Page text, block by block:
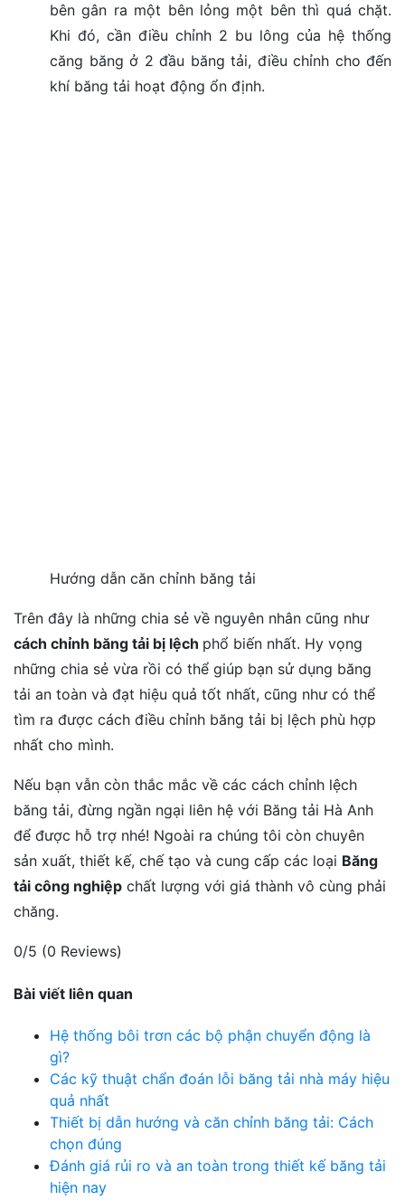
bên gân ra một bên lỏng một bên thì quá chặt.
Khi đó, cần điều chỉnh 2 bu lông của hệ thống
căng băng ở 2 đầu băng tải, điều chỉnh cho đến
khí băng tải hoạt động ổn định.
Hướng dẫn căn chỉnh băng tải
Trên đây là những chia sẻ về nguyên nhân cũng như
cách chỉnh băng tải bị lệch phổ biến nhất. Hy vọng
những chia sẻ vừa rồi có thể giúp bạn sử dụng băng
tải an toàn và đạt hiệu quả tốt nhất, cũng như có thể
tìm ra được cách điều chỉnh băng tải bị lệch phù hợp
nhất cho mình.
Nếu bạn vẫn còn thắc mắc về các cách chỉnh lệch
băng tải, đừng ngần ngại liên hệ với Băng tải Hà Anh
để được hỗ trợ nhé! Ngoài ra chúng tôi còn chuyên
sản xuất, thiết kế, chế tạo và cung cấp các loại Băng
tải công nghiệp chất lượng với giá thành vô cùng phải
chăng.
0/5 (0 Reviews)
Bài viết liên quan
Hệ thống bôi trơn các bộ phận chuyển động là
gì?
Các kỹ thuật chẩn đoán lỗi băng tải nhà máy hiệu
quả nhất
Thiết bị dẫn hướng và căn chỉnh băng tải: Cách
chọn đúng
Đánh giá rủi ro và an toàn trong thiết kế băng tải
hiện nay